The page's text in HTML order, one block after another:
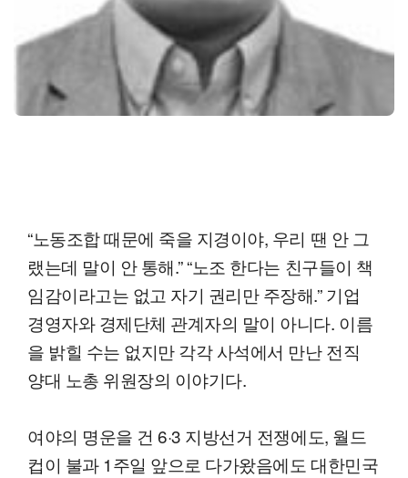
“노동조합 때문에 죽을 지경이야, 우리 땐 안 그
랬는데 말이 안 통해.” “노조 한다는 친구들이 책
임감이라고는 없고 자기 권리만 주장해.” 기업
경영자와 경제단체 관계자의 말이 아니다. 이름
을 밝힐 수는 없지만 각각 사석에서 만난 전직
양대 노총 위원장의 이야기다.
여야의 명운을 건 6·3 지방선거 전쟁에도, 월드
컵이 불과 1주일 앞으로 다가왔음에도 대한민국